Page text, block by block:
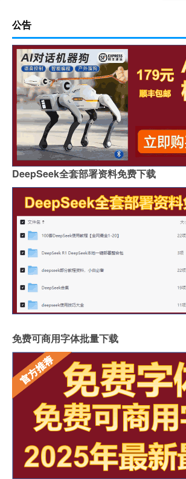
公告
DeepSeek全套部署资料免费下载
免费可商用字体批量下载